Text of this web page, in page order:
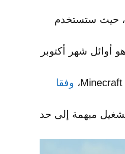
حيث ستستخدم
أوائل شهر أكتوبر
وفقا
التشغيل مبهمة إلى حد